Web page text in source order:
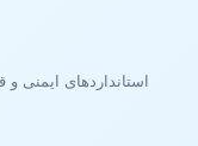
استانداردهای ایمنی